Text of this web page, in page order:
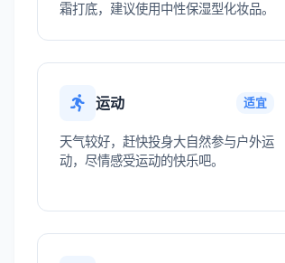
霜打底，建议使用中性保湿型化妆品。
运动 适宜
天气较好，赶快投身大自然参与户外运
动，尽情感受运动的快乐吧。